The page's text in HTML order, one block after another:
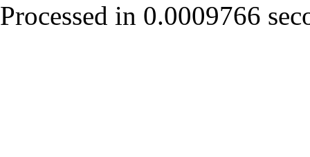
Processed in 0.0009766